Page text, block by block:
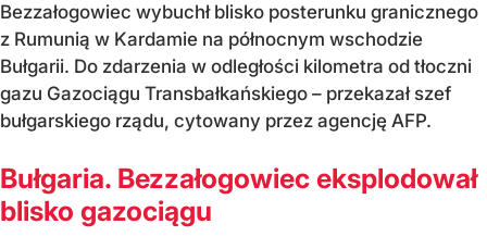
Bezzałogowiec wybuchł blisko posterunku granicznego
z Rumunią w Kardamie na północnym wschodzie
Bułgarii. Do zdarzenia w odległości kilometra od tłoczni
gazu Gazociągu Transbałkańskiego – przekazał szef
bułgarskiego rządu, cytowany przez agencję AFP.
Bułgaria. Bezzałogowiec eksplodował
blisko gazociągu